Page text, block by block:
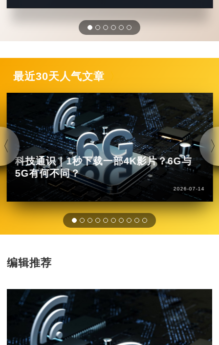
最近30天人气文章
科技通识｜1秒下载一部4K影片？6G与
5G有何不同？
2026-07-14
编辑推荐